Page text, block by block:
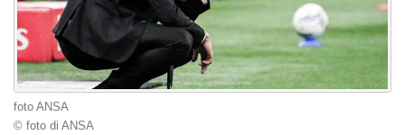
foto ANSA
© foto di ANSA